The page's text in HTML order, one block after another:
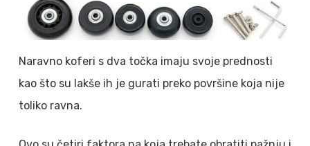
Naravno koferi s dva točka imaju svoje prednosti
kao što su lakše ih je gurati preko površine koja nije
toliko ravna.